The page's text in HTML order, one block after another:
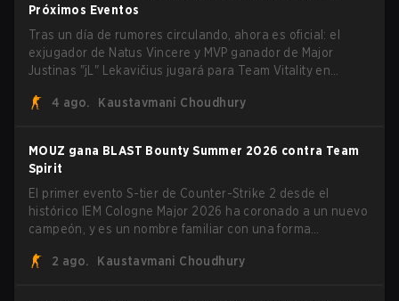
Próximos Eventos
Tras un día de rumores circulando, ahora es oficial: el
exjugador de Natus Vincere y MVP ganador de Major
Justinas "jL" Lekavičius jugará para Team Vitality en
lituano dio la noticia él mismo en stream, bromeando:
burlándose del head coach de Vitality Rémy "XTQZZZ"
Quoniam en el proceso.
4 ago. Kaustavmani Choudhury
MOUZ gana BLAST Bounty Summer 2026 contra Team
Spirit
El primer evento S-tier de Counter-Strike 2 desde el
histórico IEM Cologne Major 2026 ha coronado a un nuevo
campeón, y es un nombre familiar con una forma
roster y cambios de roles, arrolló a Team Spirit en una
2 ago. Kaustavmani Choudhury